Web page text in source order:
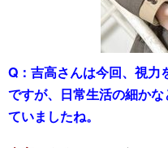
Q： 吉高さんは今回、視力
ですが、日常生活の細か
ていましたね。